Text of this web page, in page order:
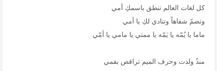
كل لغات العالم تنطق باسمكِ أمي
وتضمّ شفاهاً وتنادي لكِ يا أمي
ماما يا يُمّه يا يَمّه يا ممتي يا مامي يا أمّي
منذُ ولدت وحرف الميم تراقص بفمي